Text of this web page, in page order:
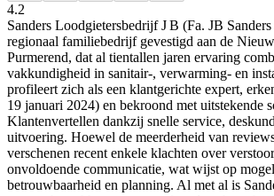
4.2
Sanders Loodgietersbedrijf J B (Fa. JB
regionaal familiebedrijf gevestigd aan de
Purmerend, dat al tientallen jaren ervaring
vakkundigheid in sanitair-, verwarming- en
profileert zich als een klantgerichte expert,
19 januari 2024) en bekroond met uitstekende
Klantenvertellen dankzij snelle service,
uitvoering. Hoewel de meerderheid van
verschenen recent enkele klachten over
onvoldoende communicatie, wat wijst op
betrouwbaarheid en planning. Al met al is